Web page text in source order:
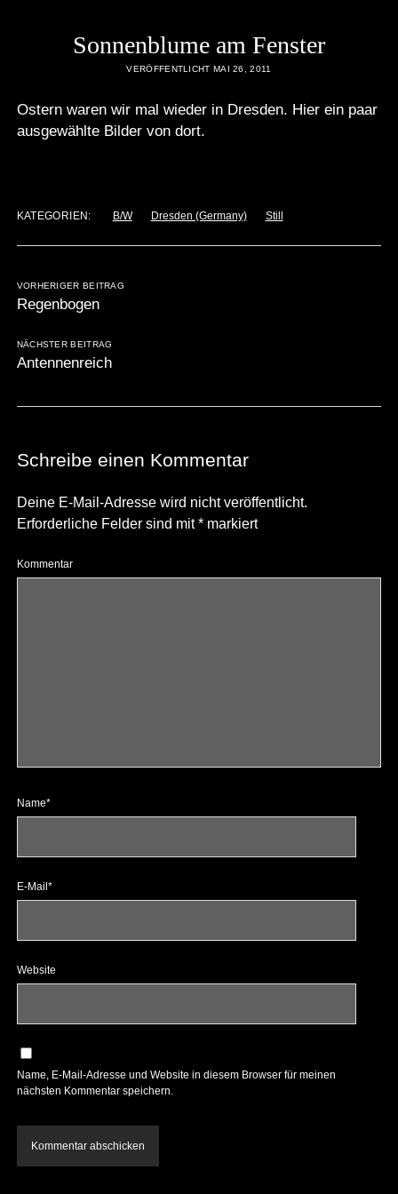
Sonnenblume am Fenster
VERÖFFENTLICHT MAI 26, 2011
Ostern waren wir mal wieder in Dresden. Hier ein paar
ausgewählte Bilder von dort.
KATEGORIEN: B/W Dresden (Germany) Still
VORHERIGER BEITRAG
Regenbogen
NÄCHSTER BEITRAG
Antennenreich
Schreibe einen Kommentar
Deine E-Mail-Adresse wird nicht veröffentlicht.
Erforderliche Felder sind mit*markiert
Kommentar
Name*
E-Mail*
Website
Name, E-Mail-Adresse und Website in diesem Browser für meinen
nächsten Kommentar speichern.